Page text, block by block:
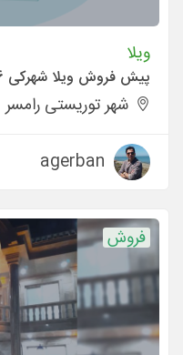
ویلا
پیش فروش ویلا شهرکی 186
شهر توریستی رامسر
agerban
فروش